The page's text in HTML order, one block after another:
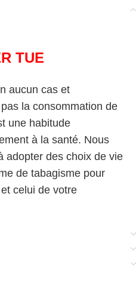
TUE
aucun cas et
la consommation de
une habitude
à la santé. Nous
adopter des choix de vie
de tabagisme pour
celui de votre